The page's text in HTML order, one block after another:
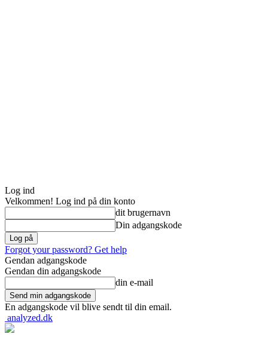
Log ind
Velkommen! Log ind på din konto
dit brugernavn
Din adgangskode
Forgot your password? Get help
Gendan adgangskode
Gendan din adgangskode
din e-mail
En adgangskode vil blive sendt til din email.
analyzed.dk